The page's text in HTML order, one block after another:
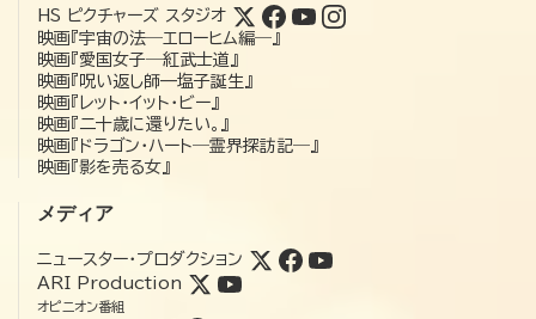
HS ピクチャーズ スタジオ
映画『宇宙の法―エローヒム編―』
映画『愛国女子―紅武士道』
映画『呪い返し師—塩子誕生』
映画『レット・イット・ビー』
映画『二十歳に還りたい。』
映画『ドラゴン・ハート―霊界探訪記―』
映画『影を売る女』
メディア
ニュースター・プロダクション
ARI Production
オピニオン番組